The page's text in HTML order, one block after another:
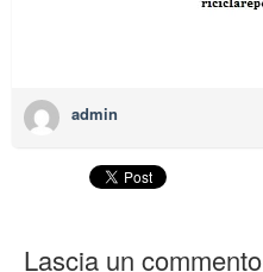
admin
Lascia un commento